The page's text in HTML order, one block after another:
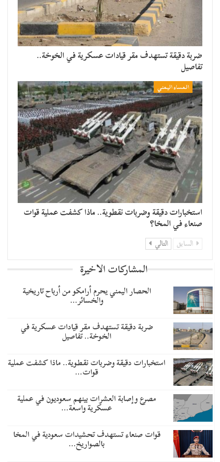
ضربة دقيقة تستهدف مقر قيادات عسكرية في الخوخة..
تفاصيل
المساء اليمني
استخبارات دقيقة وضربات نقطوية.. ماذا كشفت عملية قوات
صنعاء في المخا؟
السابق التالي
المشاركات الاخيرة
الحصار اليمني يحرم أرامكو من أرباح تاريخية
والخسائر…
ضربة دقيقة تستهدف مقر قيادات عسكرية في
الخوخة.. تفاصيل
استخبارات دقيقة وضربات نقطوية.. ماذا كشفت عملية
قوات…
مصرع وإصابة العشرات بينهم سعوديون في عملية
عسكرية واسعة…
قوات صنعاء تستهدف تحشيدات سعودية في المخا
بالصواريخ…